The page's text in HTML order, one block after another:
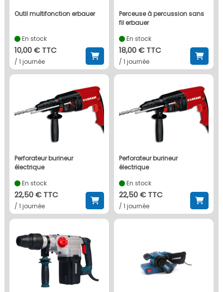
outil multifonction erbauer
En stock
10,00 € TTC
/ 1 journée
perceuse à percussion sans
fil erbauer
En stock
18,00 € TTC
/ 1 journée
perforateur burineur
électrique
En stock
22,50 € TTC
/ 1 journée
perforateur burineur
électrique
En stock
22,50 € TTC
/ 1 journée